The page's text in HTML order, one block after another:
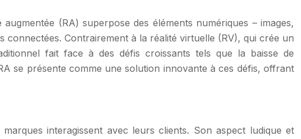
(RA) superpose des éléments numériques – images,
Contrairement à la réalité virtuelle (RV), qui crée un
fait face à des défis croissants tels que la baisse de
se présente comme une solution innovante à ces défis, offrant
interagissent avec leurs clients. Son aspect ludique et